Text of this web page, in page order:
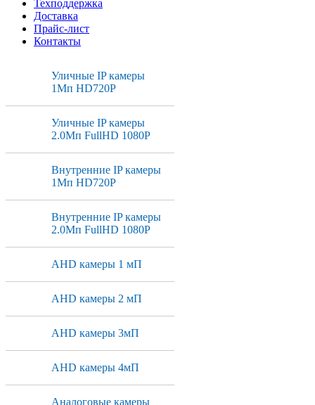
Техподдержка
Доставка
Прайс-лист
Контакты
Уличные IP камеры
1Мп HD720P
Уличные IP камеры
2.0Мп FullHD 1080P
Внутренние IP камеры
1Мп HD720P
Внутренние IP камеры
2.0Мп FullHD 1080P
AHD камеры 1 мП
AHD камеры 2 мП
AHD камеры 3мП
AHD камеры 4мП
Аналоговые камеры